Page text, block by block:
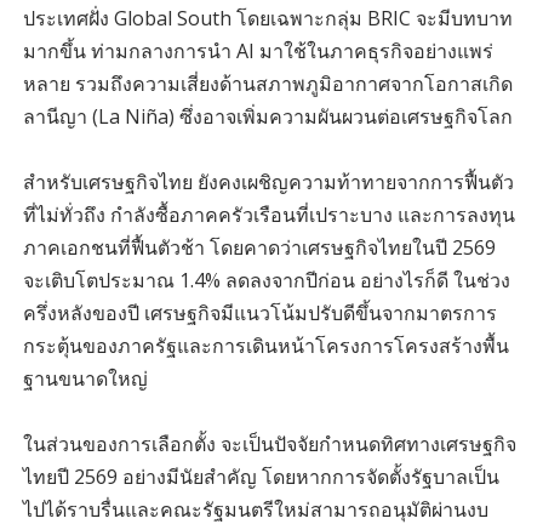
ประเทศฝั่ง Global South โดยเฉพาะกลุ่ม BRIC จะมีบทบาท
มากขึ้น ท่ามกลางการนำ AI มาใช้ในภาคธุรกิจอย่างแพร่
หลาย รวมถึงความเสี่ยงด้านสภาพภูมิอากาศจากโอกาสเกิด
ลานีญา (La Niña) ซึ่งอาจเพิ่มความผันผวนต่อเศรษฐกิจโลก
สำหรับเศรษฐกิจไทย ยังคงเผชิญความท้าทายจากการฟื้นตัว
ที่ไม่ทั่วถึง กำลังซื้อภาคครัวเรือนที่เปราะบาง และการลงทุน
ภาคเอกชนที่ฟื้นตัวช้า โดยคาดว่าเศรษฐกิจไทยในปี 2569
จะเติบโตประมาณ 1.4% ลดลงจากปีก่อน อย่างไรก็ดี ในช่วง
ครึ่งหลังของปี เศรษฐกิจมีแนวโน้มปรับดีขึ้นจากมาตรการ
กระตุ้นของภาครัฐและการเดินหน้าโครงการโครงสร้างพื้น
ฐานขนาดใหญ่
ในส่วนของการเลือกตั้ง จะเป็นปัจจัยกำหนดทิศทางเศรษฐกิจ
ไทยปี 2569 อย่างมีนัยสำคัญ โดยหากการจัดตั้งรัฐบาลเป็น
ไปได้ราบรื่นและคณะรัฐมนตรีใหม่สามารถอนุมัติผ่านงบ